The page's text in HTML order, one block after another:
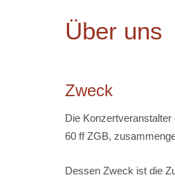
Über uns
Zweck
Die
60 ff ZGB,
Dessen Zweck ist die